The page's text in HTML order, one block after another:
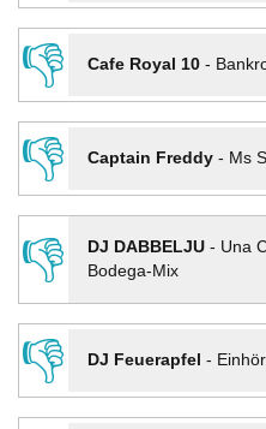
👎
Cafe Royal 10-
👎
Captain Freddy- Ms
👎
DJ DABBELJU- Una
Bodega-Mix
👎
DJ Feuerapfel -